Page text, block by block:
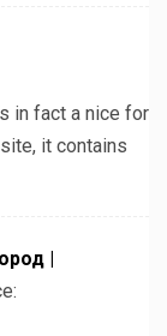
in fact a nice for
it contains
|